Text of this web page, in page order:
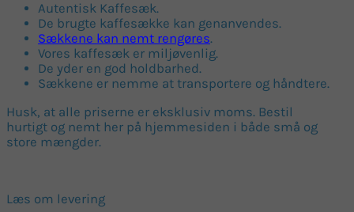
Autentisk Kaffesæk.
De brugte kaffesække kan genanvendes.
Sækkene kan nemt rengøres.
Vores kaffesæk er miljøvenlig.
De yder en god holdbarhed.
Sækkene er nemme at transportere og håndtere.
Husk, at alle priserne er eksklusiv moms. Bestil
hurtigt og nemt her på hjemmesiden i både små og
store mængder.
Læs om levering